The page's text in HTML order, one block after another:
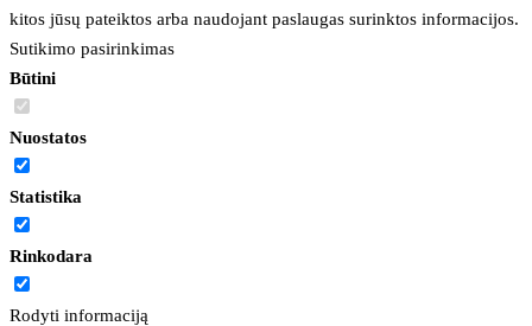
kitos jūsų pateiktos arba naudojant paslaugas surinktos informacijos.
Sutikimo pasirinkimas
Būtini
Nuostatos
Statistika
Rinkodara
Rodyti informaciją